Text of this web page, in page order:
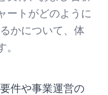
ートがどのように
かについて、体
件や事業運営の